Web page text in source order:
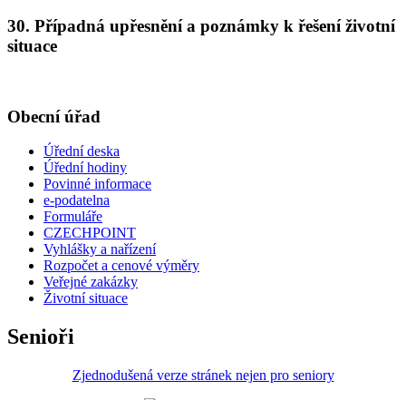
30. Případná upřesnění a poznámky k řešení životní
situace
Obecní úřad
Úřední deska
Úřední hodiny
Povinné informace
e-podatelna
Formuláře
CZECHPOINT
Vyhlášky a nařízení
Rozpočet a cenové výměry
Veřejné zakázky
Životní situace
Senioři
Zjednodušená verze stránek nejen pro seniory